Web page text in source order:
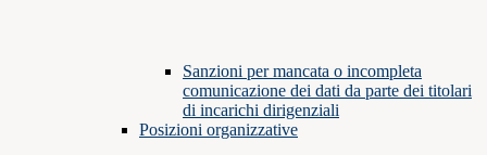
Sanzioni per mancata o incompleta
comunicazione dei dati da parte dei titolari
di incarichi dirigenziali
Posizioni organizzative